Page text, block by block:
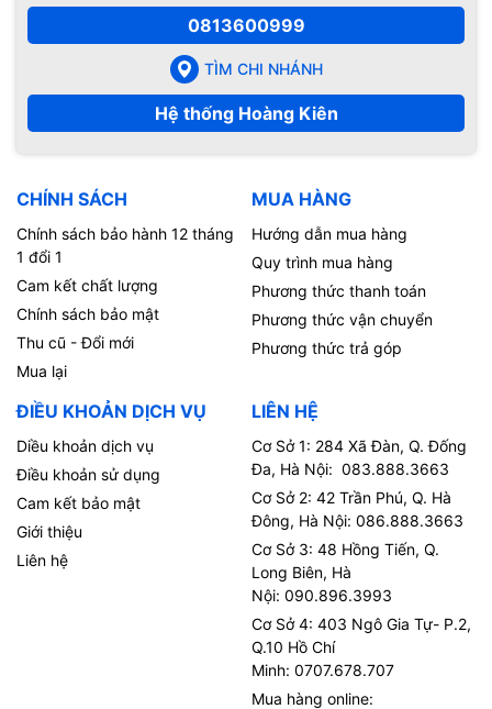
0813600999
TÌM CHI NHÁNH
Hệ thống Hoàng Kiên
CHÍNH SÁCH
Chính sách bảo hành 12 tháng
1 đổi 1
Cam kết chất lượng
Chính sách bảo mật
Thu cũ - Đổi mới
Mua lại
MUA HÀNG
Hướng dẫn mua hàng
Quy trình mua hàng
Phương thức thanh toán
Phương thức vận chuyển
Phương thức trả góp
ĐIỀU KHOẢN DỊCH VỤ
Diều khoản dịch vụ
Điều khoản sử dụng
Cam kết bảo mật
Giới thiệu
Liên hệ
LIÊN HỆ
Cơ Sở 1: 284 Xã Đàn, Q. Đống
Đa, Hà Nội: 083.888.3663
Cơ Sở 2: 42 Trần Phú, Q. Hà
Đông, Hà Nội: 086.888.3663
Cơ Sở 3: 48 Hồng Tiến, Q.
Long Biên, Hà
Nội: 090.896.3993
Cơ Sở 4: 403 Ngô Gia Tự- P.2,
Q.10 Hồ Chí
Minh: 0707.678.707
Mua hàng online: